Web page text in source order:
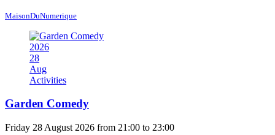
MaisonDuNumerique
2026
28
Aug
Activities
Garden Comedy
Friday 28 August 2026 from 21:00 to 23:00